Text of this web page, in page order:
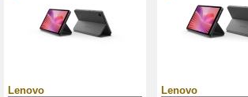
Lenovo Lenovo